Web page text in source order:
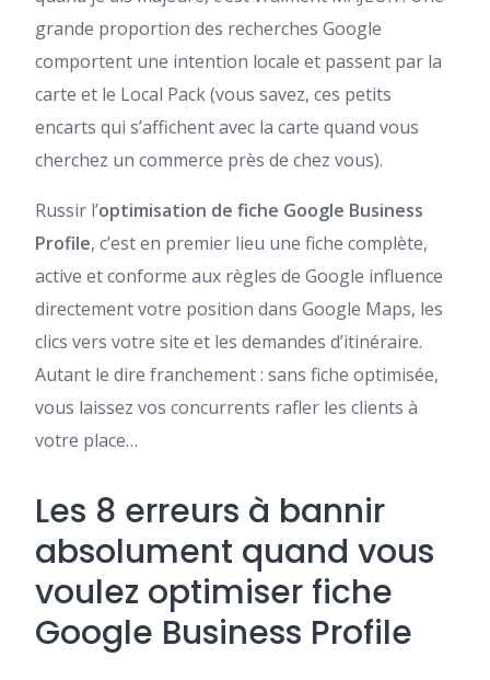
grande proportion des recherches Google
comportent une intention locale et passent par la
carte et le Local Pack (vous savez, ces petits
encarts qui s’affichent avec la carte quand vous
cherchez un commerce près de chez vous).
Russir l’optimisation de fiche Google Business
Profile, c’est en premier lieu une fiche complète,
active et conforme aux règles de Google influence
directement votre position dans Google Maps, les
clics vers votre site et les demandes d’itinéraire.
Autant le dire franchement : sans fiche optimisée,
vous laissez vos concurrents rafler les clients à
votre place…
Les 8 erreurs à bannir
absolument quand vous
voulez optimiser fiche
Google Business Profile